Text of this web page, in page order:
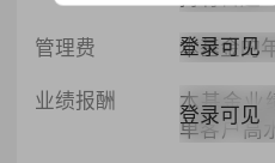
管理费 本基金的
登录可见
业绩报酬
本基金业
单客户高
登录可见